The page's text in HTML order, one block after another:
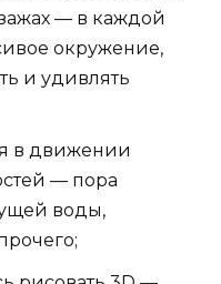
— в каждой
окружение,
и удивлять
в движении
— пора
воды,